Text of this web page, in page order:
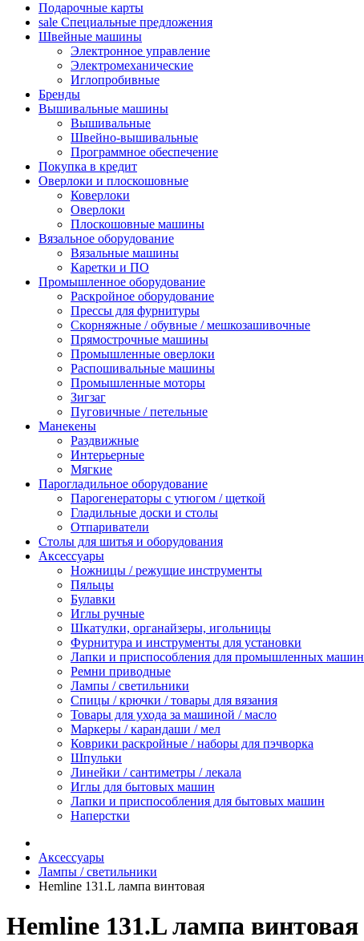
Подарочные карты
sale Специальные предложения
Швейные машины
Электронное управление
Электромеханические
Иглопробивные
Бренды
Вышивальные машины
Вышивальные
Швейно-вышивальные
Программное обеспечение
Покупка в кредит
Оверлоки и плоскошовные
Коверлоки
Оверлоки
Плоскошовные машины
Вязальное оборудование
Вязальные машины
Каретки и ПО
Промышленное оборудование
Раскройное оборудование
Прессы для фурнитуры
Скорняжные / обувные / мешкозашивочные
Прямострочные машины
Промышленные оверлоки
Распошивальные машины
Промышленные моторы
Зигзаг
Пуговичные / петельные
Манекены
Раздвижные
Интерьерные
Мягкие
Парогладильное оборудование
Парогенераторы с утюгом / щеткой
Гладильные доски и столы
Отпариватели
Столы для шитья и оборудования
Аксессуары
Ножницы / режущие инструменты
Пяльцы
Булавки
Иглы ручные
Шкатулки, органайзеры, игольницы
Фурнитура и инструменты для установки
Лапки и приспособления для промышленных машин
Ремни приводные
Лампы / светильники
Спицы / крючки / товары для вязания
Товары для ухода за машиной / масло
Маркеры / карандаши / мел
Коврики раскройные / наборы для пэчворка
Шпульки
Линейки / сантиметры / лекала
Иглы для бытовых машин
Лапки и приспособления для бытовых машин
Наперстки
Аксессуары
Лампы / светильники
Hemline 131.L лампа винтовая
Hemline 131.L лампа винтовая